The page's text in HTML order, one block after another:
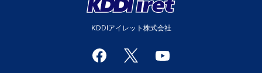
KDDIアイレット株式会社